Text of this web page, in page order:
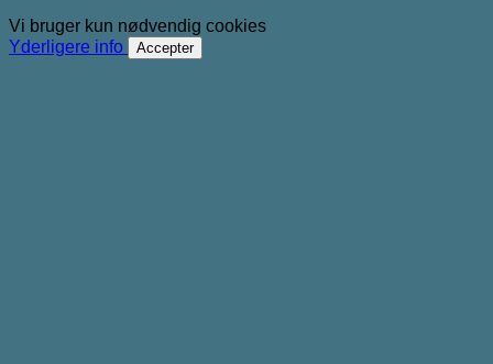
Vi bruger kun nødvendig cookies
Yderligere info
Accepter